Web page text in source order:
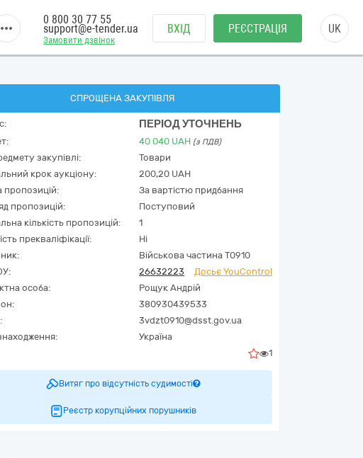
Замовити дзвінок
0 800 30 77 55
support@e-tender.ua ВХІД РЕЄСТРАЦІЯ UK
СПРОЩЕНА ЗАКУПІВЛЯ
ПЕРІОД УТОЧНЕНЬ
40 040 UAH (з ПДВ)
закупівлі:
Товари
крок аукціону:
200,20 UAH
пропозицій:
За вартістю придбання
пропозицій:
Поступовий
кількість пропозицій:
1
прекваліфікації:
Ні
Військова частина Т0910
26632223
Досьє YouControl
особа:
Рощук Андрій
380930439533
3vdzt0910@dsst.gov.ua
Україна
1
Витяг про відсутність судимості
Реєстр корупційних порушників